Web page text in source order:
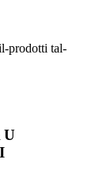
prodotti tal-
U